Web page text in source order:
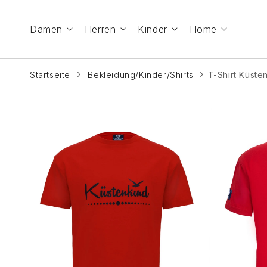
Damen Herren Kinder Home
Startseite Bekleidung/Kinder/Shirts T-Shirt